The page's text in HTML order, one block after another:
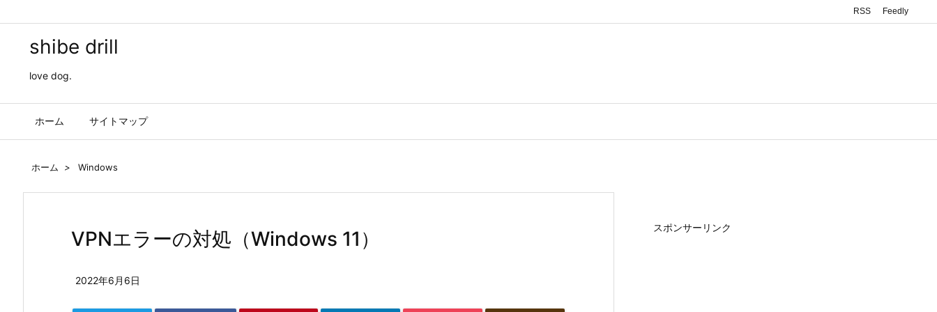
shibe drill
love dog.
ホーム サイトマップ
RSS Feedly
ホーム > Windows
VPNエラーの対処（Windows 11）
2022年6月6日
スポンサーリンク